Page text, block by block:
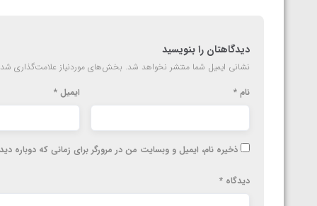
دیدگاهتان را بنویسید
نشانی ایمیل شما منتشر نخواهد شد. بخش‌های موردنیاز علامت‌گذاری
نام * ایمیل*
ذخیره نام، ایمیل و وبسایت من در مرورگر برای زمانی که دوباره
دیدگاه *